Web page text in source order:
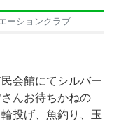
ーションクラブ
会館にてシルバー
んお待ちかねの
投げ、魚釣り、玉